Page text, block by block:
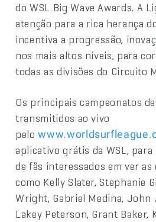
do WSL Big Wave Awards. A
atenção para a rica herança
incentiva a progressão,
nos mais altos níveis, para
todas as divisões do Circuito
Os principais campeonatos
transmitidos ao vivo
pelo
aplicativo grátis da WSL, para
de fãs interessados em ver
como Kelly Slater, Stephanie
Wright, Gabriel Medina, John
Lakey Peterson, Grant Baker,